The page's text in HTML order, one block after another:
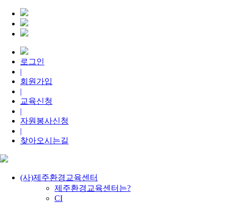
로그인
|
회원가입
|
교육신청
|
자원봉사신청
|
찾아오시는길
(사)제주환경교육센터
제주환경교육센터는?
CI